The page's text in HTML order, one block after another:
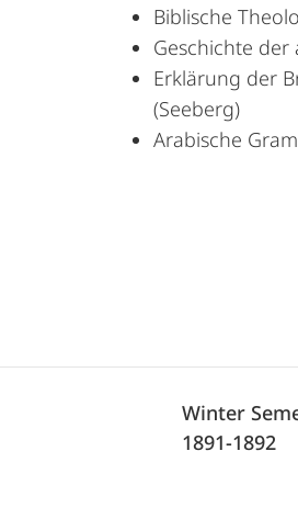
Biblische
Geschichte der
Erklärung der
(Seeberg)
Arabische
Winter
1891-1892